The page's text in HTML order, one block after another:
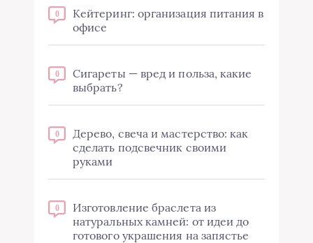
0
Кейтеринг: организация питания в
офисе
0
Сигареты — вред и польза, какие
выбрать?
0
Дерево, свеча и мастерство: как
сделать подсвечник своими
руками
0
Изготовление браслета из
натуральных камней: от идеи до
готового украшения на запястье